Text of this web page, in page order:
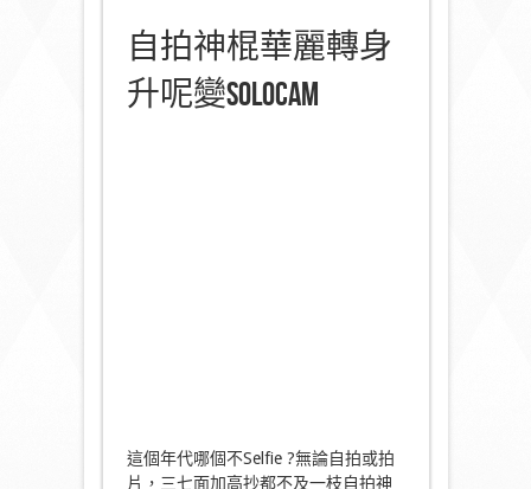
自拍神棍華麗轉身
升呢變SoloCam
這個年代哪個不Selfie ?無論自拍或拍
片，三七面加高抄都不及一枝自拍神